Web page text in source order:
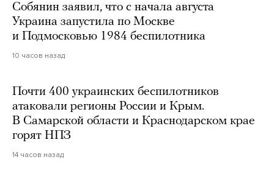
Собянин заявил, что с начала августа
Украина запустила по Москве
и Подмосковью 1984 беспилотника
10 часов назад
Почти 400 украинских беспилотников
атаковали регионы России и Крым.
В Самарской области и Краснодарском крае
горят НПЗ
14 часов назад